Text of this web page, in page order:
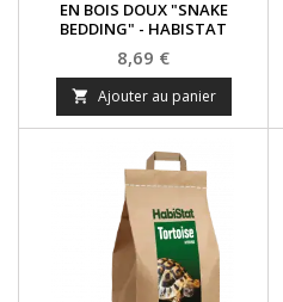
EN BOIS DOUX "SNAKE
BEDDING" - HABISTAT
Prix
8,69 €
 Ajouter au panier